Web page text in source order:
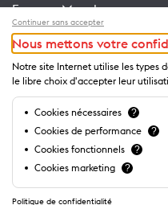
Espace Membres
Emploi
Conditions générales
d’utilisation
Politique de
confidentialité
Continuer sans accepter
Nous mettons votre
Notre site Internet utilise les types
le libre choix d'accepter leur
Cookies nécessaires ?
Cookies de performance ?
Cookies fonctionnels ?
Cookies marketing ?
Politique de confidentialité